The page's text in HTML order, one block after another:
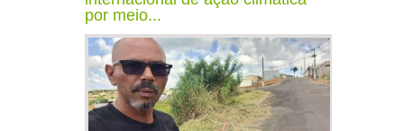
por meio...